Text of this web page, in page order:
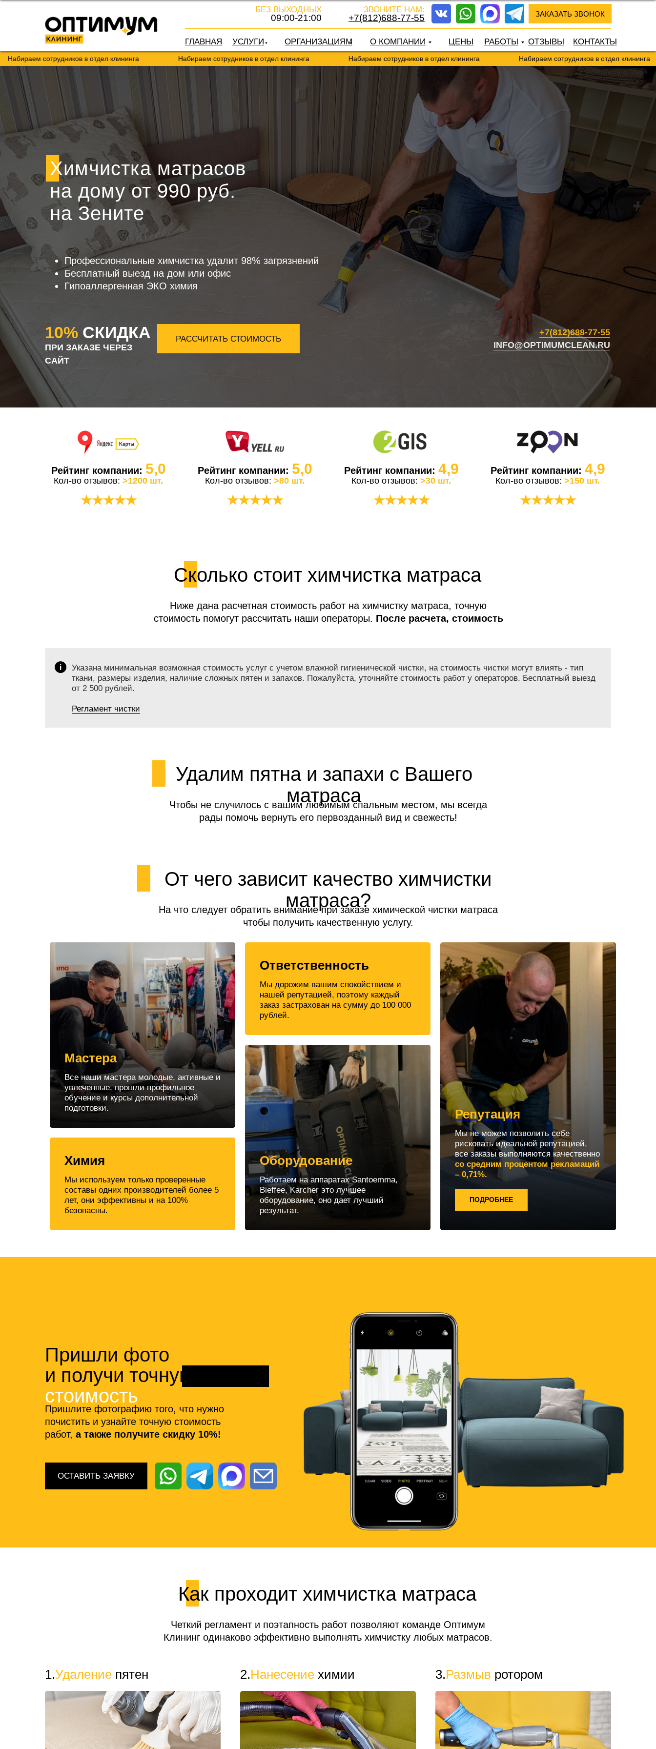
УСЛУГИ
ЗАКАЗАТЬ ЗВОНОК
ГЛАВНАЯ ОРГАНИЗАЦИЯМ ЦЕНЫ РАБОТЫ КОНТАКТЫ
О КОМПАНИИ ОТЗЫВЫ
ЗВОНИТЕ НАМ:
+7(812)688-77-55
БЕЗ ВЫХОДНЫХ
09:00-21:00
сотрудников в отдел клининга Набираем сотрудников в отдел клининга Набираем сотрудников в отдел клининга Набираем сотрудников в отдел клининга
10% СКИДКА
Профессиональные химчистка удалит 98% загрязнений
Бесплатный выезд на дом или офис
Гипоаллергенная ЭКО химия
ПРИ ЗАКАЗЕ ЧЕРЕЗ
САЙТ
РАССЧИТАТЬ СТОИМОСТЬ
Химчистка матрасов
на дому от 990 руб.
на Зените
+7(812)688-77-55
INFO@OPTIMUMCLEAN.RU
Рейтинг компании: 5,0
Кол-во отзывов: >1200 шт.
★★★★★
Рейтинг компании: 5,0
Кол-во отзывов: >80 шт.
★★★★★
Рейтинг компании: 4,9
Кол-во отзывов: >30 шт.
★★★★★
Рейтинг компании: 4,9
Кол-во отзывов: >150 шт.
★★★★★
Сколько стоит химчистка матраса
Ниже дана расчетная стоимость работ на химчистку матраса, точную
стоимость помогут рассчитать наши операторы. После расчета, стоимость
Указана минимальная возможная стоимость услуг с учетом влажной гигиенической чистки, на стоимость чистки могут влиять - тип
ткани, размеры изделия, наличие сложных пятен и запахов. Пожалуйста, уточняйте стоимость работ у операторов. Бесплатный выезд
от 2 500 рублей.
Регламент чистки
Удалим пятна и запахи с Вашего
матраса
Чтобы не случилось с вашим любимым спальным местом, мы всегда
рады помочь вернуть его первозданный вид и свежесть!
От чего зависит качество химчистки
матраса?
На что следует обратить внимание при заказе химической чистки матраса
чтобы получить качественную услугу.
Мастера
Все наши мастера молодые, активные и
увлеченные, прошли профильное
обучение и курсы дополнительной
подготовки.
Химия
Мы используем только проверенные
составы одних производителей более 5
лет, они эффективны и на 100%
безопасны.
Ответственность
Мы дорожим вашим спокойствием и
нашей репутацией, поэтому каждый
заказ застрахован на сумму до 100 000
рублей.
Оборудование
Работаем на аппаратах Santoemma,
Bieffee, Karcher это лучшее
оборудование, оно дает лучший
результат.
Репутация
Мы не можем позволить себе
рисковать идеальной репутацией,
все заказы выполняются качественно
со средним процентом рекламаций
– 0,71%.
ПОДРОБНЕЕ
Пришлите фотографию того, что нужно
почистить и узнайте точную стоимость
работ, а также получите скидку 10%!
Пришли фото
и получи точную
стоимость
ОСТАВИТЬ ЗАЯВКУ
Как проходит химчистка матраса
Четкий регламент и поэтапность работ позволяют команде Оптимум
Клининг одинаково эффективно выполнять химчистку любых матрасов.
1.Удаление пятен 2.Нанесение химии 3.Размыв ротором